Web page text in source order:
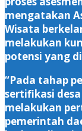
mengatakan
Wisata
melakukan
potensi yang
“Pada tahap
sertifikasi
melakukan
pemerintah